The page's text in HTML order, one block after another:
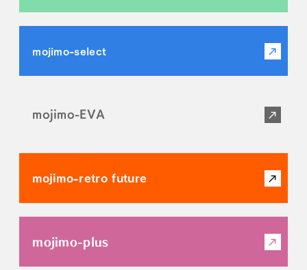
mojimo-select
mojimo-EVA
mojimo-retro future
mojimo-plus